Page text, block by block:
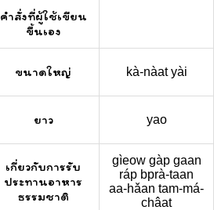
คำสั่งที่ผู้ใช้เขียน
ขึ้นเอง
ขนาดใหญ่ kà-nàat yài
ยาว yao
เกี่ยวกับการรับ
ประทานอาหาร
ธรรมชาติ
gìeow gàp gaan
ráp bprà-taan
aa-hǎan tam-má-
châat